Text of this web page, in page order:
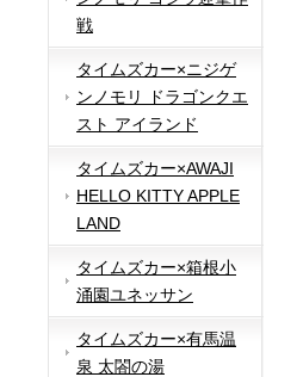
戦
タイムズカー×ニジゲ
ンノモリ ドラゴンクエ
スト アイランド
タイムズカー×AWAJI
HELLO KITTY APPLE
LAND
タイムズカー×箱根小
涌園ユネッサン
タイムズカー×有馬温
泉 太閤の湯